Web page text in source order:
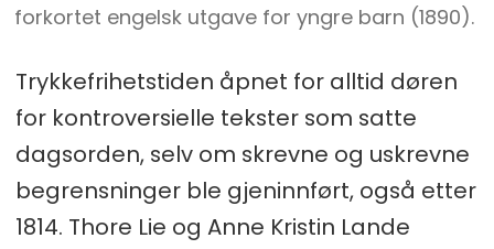
forkortet engelsk utgave for yngre barn (1890).
Trykkefrihetstiden åpnet for alltid døren
for kontroversielle tekster som satte
dagsorden, selv om skrevne og uskrevne
begrensninger ble gjeninnført, også etter
1814. Thore Lie og Anne Kristin Lande